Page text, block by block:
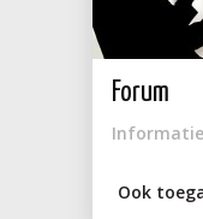
Forum
Ook